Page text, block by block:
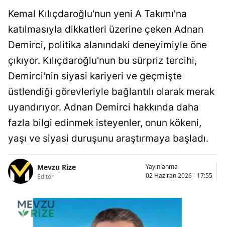
Kemal Kılıçdaroğlu'nun yeni A Takımı'na
katılmasıyla dikkatleri üzerine çeken Adnan
Demirci, politika alanındaki deneyimiyle öne
çıkıyor. Kılıçdaroğlu'nun bu sürpriz tercihi,
Demirci'nin siyasi kariyeri ve geçmişte
üstlendiği görevleriyle bağlantılı olarak merak
uyandırıyor. Adnan Demirci hakkında daha
fazla bilgi edinmek isteyenler, onun kökeni,
yaşı ve siyasi duruşunu araştırmaya başladı.
Mevzu Rize
Editör
Yayınlanma
02 Haziran 2026 - 17:55